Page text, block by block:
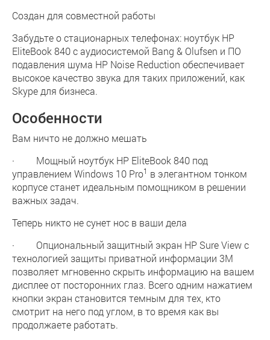
Создан для совместной работы
Забудьте о стационарных телефонах: ноутбук HP
EliteBook 840 с аудиосистемой Bang & Olufsen и ПО
подавления шума HP Noise Reduction обеспечивает
высокое качество звука для таких приложений, как
Skype для бизнеса.
Особенности
Вам ничто не должно мешать
· Мощный ноутбук HP EliteBook 840 под
управлением Windows 10 Pro1 в элегантном тонком
корпусе станет идеальным помощником в решении
важных задач.
Теперь никто не сунет нос в ваши дела
· Опциональный защитный экран HP Sure View с
технологией защиты приватной информации 3M
позволяет мгновенно скрыть информацию на вашем
дисплее от посторонних глаз. Всего одним нажатием
кнопки экран становится темным для тех, кто
смотрит на него под углом, в то время как вы
продолжаете работать.